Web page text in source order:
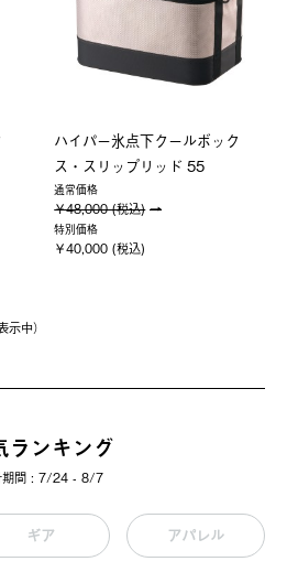
ハイパー氷点下クールボック
ス・スリップリッド 55
通常価格
￥48,000 (税込)
特別価格
￥40,000 (税込)
中）
ランキング
期間 : 7/24 - 8/7
ギア アパレル